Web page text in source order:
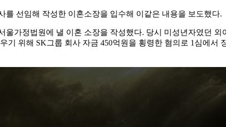
를 선임해 작성한 이혼소장을 입수해 이같은 내용을 보도했다.
울가정법원에 낼 이혼 소장을 작성했다. 당시 미성년자였던
기 위해 SK그룹 회사 자금 450억원을 횡령한 혐의로 1심에